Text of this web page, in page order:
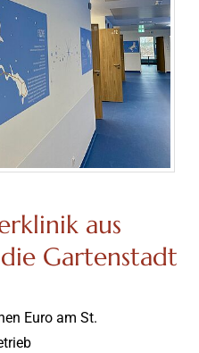
aus
Gartenstadt
Euro am St.